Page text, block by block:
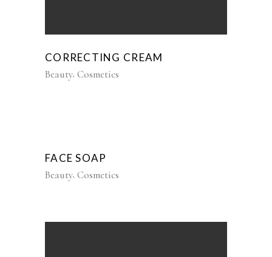
CORRECTING CREAM
Beauty Cosmetics
FACE SOAP
Beauty Cosmetics